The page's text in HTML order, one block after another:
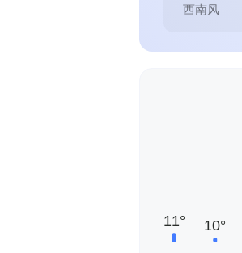
西南风